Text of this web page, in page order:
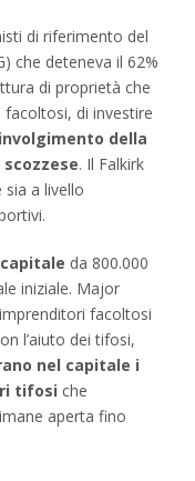
di riferimento del
che deteneva il 62%
di proprietà che
di investire
della
. Il Falkirk
sia a livello
da 800.000
iniziale. Major
facoltosi
l’aiuto dei tifosi,
nel capitale i
tifosi che
aperta fino